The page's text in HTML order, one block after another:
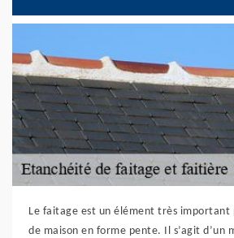
Le faitage est un élément très important
de maison en forme pente. Il s’agit d’un